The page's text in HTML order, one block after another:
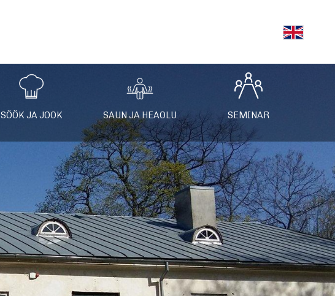
SÖÖK JA JOOK SAUN JA HEAOLU SEMINAR